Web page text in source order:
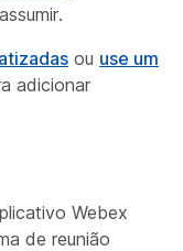
ou use um
adicionar
Webex
de reunião